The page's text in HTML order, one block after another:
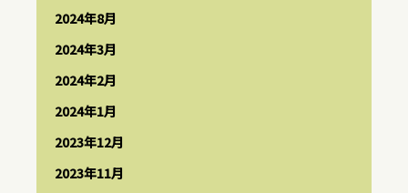
2024年8月
2024年3月
2024年2月
2024年1月
2023年12月
2023年11月